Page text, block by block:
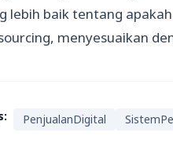
lebih baik tentang
menyesuaikan
PenjualanDigital